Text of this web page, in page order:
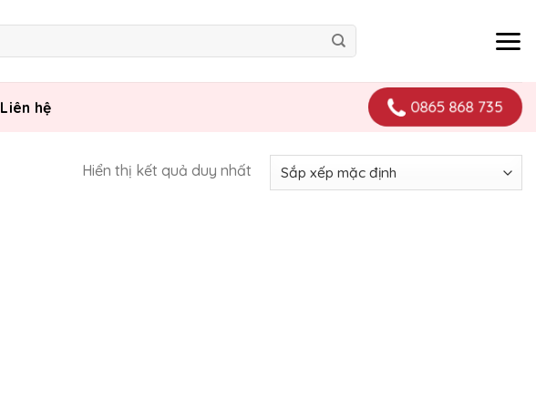
Liên hệ 0865 868 735
Hiển thị kết quả duy nhất